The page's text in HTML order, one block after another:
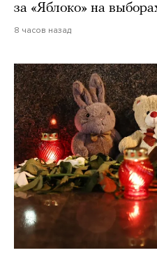
за «Яблоко» на
8 часов назад